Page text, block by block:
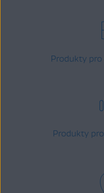
Produkty
Produkty